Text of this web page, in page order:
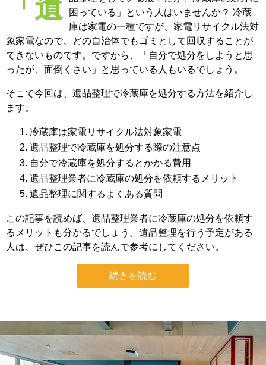
「遺品整理をしている最中だが、冷蔵庫の処分に
困っている」という人はいませんか？ 冷蔵
庫は家電の一種ですが、家電リサイクル法対
象家電なので、どの自治体でもゴミとして回収することが
できないものです。ですから、「自分で処分をしようと思
ったが、面倒くさい」と思っている人もいるでしょう。
そこで今回は、遺品整理で冷蔵庫を処分する方法を紹介し
ます。
冷蔵庫は家電リサイクル法対象家電
遺品整理で冷蔵庫を処分する際の注意点
自分で冷蔵庫を処分するとかかる費用
遺品整理業者に冷蔵庫の処分を依頼するメリット
遺品整理に関するよくある質問
この記事を読めば、遺品整理業者に冷蔵庫の処分を依頼す
るメリットも分かるでしょう。遺品整理を行う予定がある
人は、ぜひこの記事を読んで参考にしてください。
続きを読む